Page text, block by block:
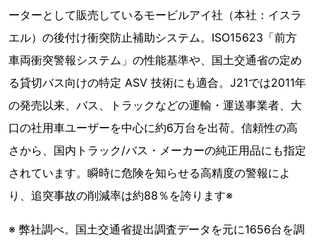
ーターとして販売しているモービルアイ社（本社：イスラ
エル）の後付け衝突防止補助システム。ISO15623「前方
車両衝突警報システム」の性能基準や、国土交通省の定め
る貸切バス向けの特定 ASV 技術にも適合。J21では2011年
の発売以来、バス、トラックなどの運輸・運送事業者、大
口の社用車ユーザーを中心に約6万台を出荷。信頼性の高
さから、国内トラック/バス・メーカーの純正用品にも指定
されています。瞬時に危険を知らせる高精度の警報によ
り、追突事故の削減率は約88％を誇ります※
※ 弊社調べ。国土交通省提出調査データを元に1656台を調